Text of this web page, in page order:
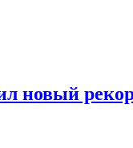
новый